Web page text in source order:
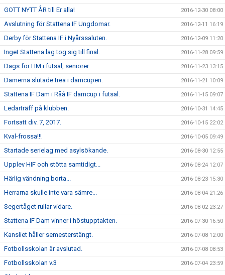
GOTT NYTT ÅR till Er alla! 2016-12-30 08:00
Avslutning för Stattena IF Ungdomar. 2016-12-11 16:19
Derby för Stattena IF i Nyårssaluten. 2016-12-09 11:20
Inget Stattena lag tog sig till final. 2016-11-28 09:59
Dags för HM i futsal, seniorer. 2016-11-23 13:15
Damerna slutade trea i damcupen. 2016-11-21 10:09
Stattena IF Dam i Råå IF damcup i futsal. 2016-11-15 09:07
Ledarträff på klubben. 2016-10-31 14:45
Fortsatt div. 7, 2017. 2016-10-15 22:02
Kval-frossa!!! 2016-10-05 09:49
Startade serielag med asylsökande. 2016-08-30 12:55
Upplev HIF och stötta samtidigt... 2016-08-24 12:07
Härlig vändning borta... 2016-08-23 15:30
Herrarna skulle inte vara sämre... 2016-08-04 21:26
Segertåget rullar vidare. 2016-08-02 23:27
Stattena IF Dam vinner i höstupptakten. 2016-07-30 16:50
Kansliet håller semesterstängt. 2016-07-08 12:00
Fotbollsskolan är avslutad. 2016-07-08 08:53
Fotbollsskolan v.3 2016-07-04 23:59